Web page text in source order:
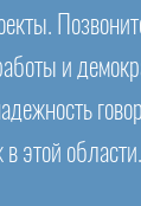
и
этой области.